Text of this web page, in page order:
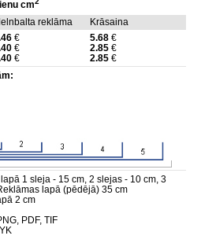
cm
reklāma
Krāsaina
€ 5.68€
€ 2.85€
€ 2.85€
1 sleja - 15 cm, 2 slejas - 10 cm, 3
lapā (pēdējā) 35 cm
2 cm
PDF, TIF